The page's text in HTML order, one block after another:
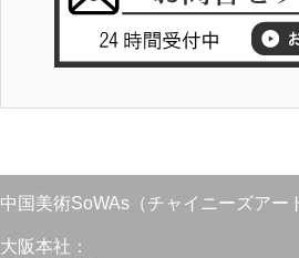
中国美術SoWAs（チャイニーズアー
大阪本社：